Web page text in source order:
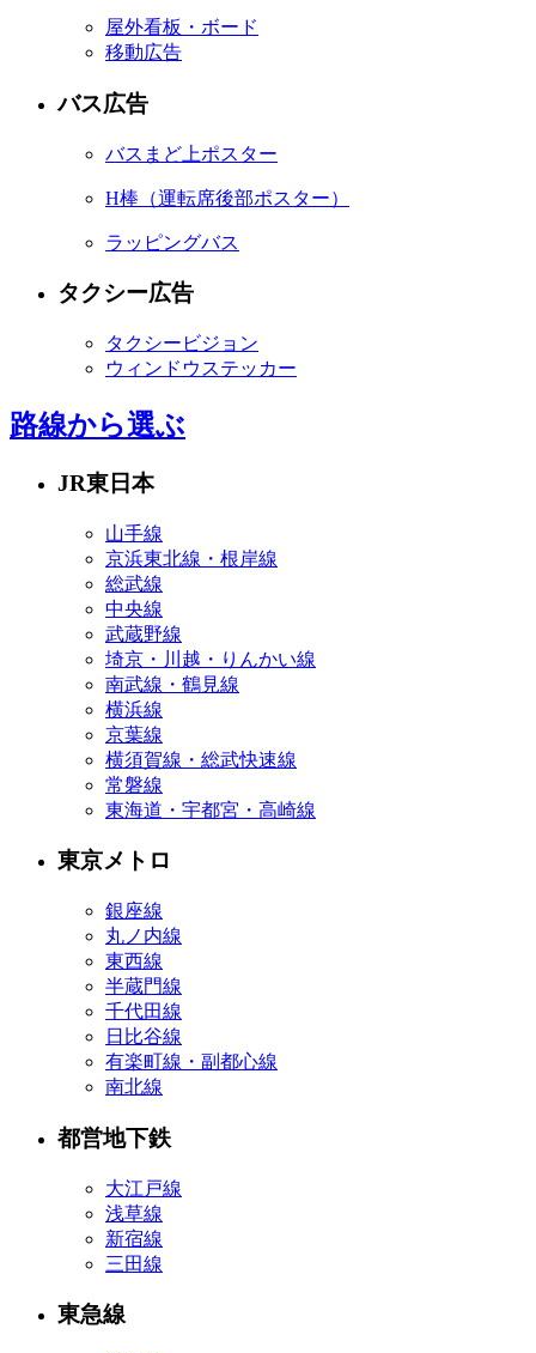
屋外看板・ボード
移動広告
バス広告
バスまど上ポスター
H棒 （運転席後部ポスター）
ラッピングバス
タクシー広告
タクシービジョン
ウィンドウステッカー
路線から選ぶ
JR東日本
山手線
京浜東北線・根岸線
総武線
中央線
武蔵野線
埼京・川越・りんかい線
南武線・鶴見線
横浜線
京葉線
横須賀線・総武快速線
常磐線
東海道・宇都宮・高崎線
東京メトロ
銀座線
丸ノ内線
東西線
半蔵門線
千代田線
日比谷線
有楽町線・副都心線
南北線
都営地下鉄
大江戸線
浅草線
新宿線
三田線
東急線